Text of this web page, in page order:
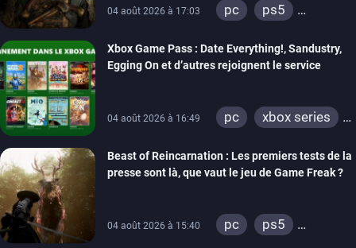
04 août 2026 à 17:03 pc
ps5
Xbox Game Pass : Date Everything!, Sandustry,
Egging On et d’autres rejoignent le service
04 août 2026 à 16:49 pc
xbox series
Beast of Reincarnation : Les premiers tests de la
presse sont là, que vaut le jeu de Game Freak ?
04 août 2026 à 15:40 pc
ps5